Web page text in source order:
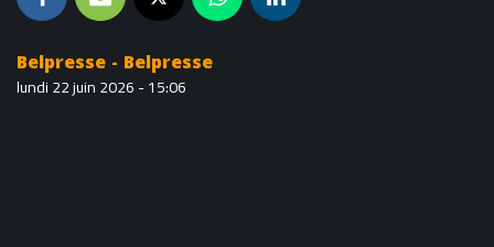
Belpresse - Belpresse
lundi 22 juin 2026 - 15:06